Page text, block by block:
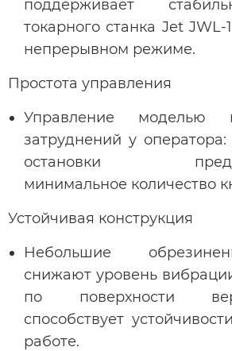
поддерживает
токарного станка Jet JWL-
непрерывном режиме.
Простота управления
Управление моделью
затруднений у
остановки
минимальное количество
Устойчивая конструкция
Небольшие
снижают уровень
по поверхности
способствует
работе.